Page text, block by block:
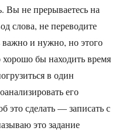
Вы не прерываетесь на
слова, не переводите
важно и нужно, но этого
хорошо бы находить время
в один
его
это сделать — записать с
это задание